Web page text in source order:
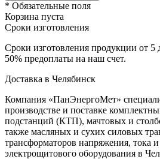
* Обязательные поля
Корзина пуста
Сроки изготовления
Сроки изготовления продукции от 5
50% предоплаты на наш счет.
Доставка в Челябинск
Компания «ПанЭнергоМет»
производстве и поставке
подстанций (КТП), мачтовых и
также масляных и сухих силовых
трансформаторов напряжения, тока и
электрощитового оборудования в